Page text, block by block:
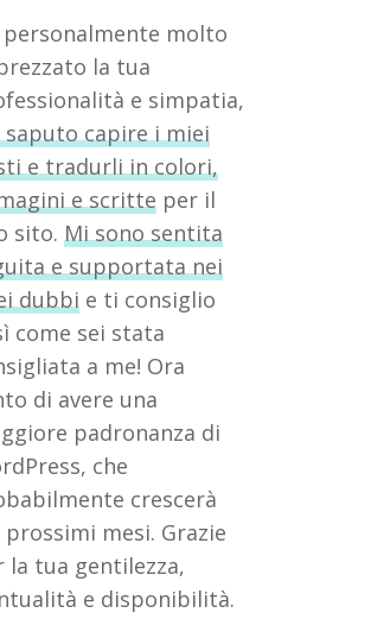
personalmente molto
la tua
e simpatia,
saputo capire i miei
e tradurli in colori,
e scritte per il
sito. Mi sono sentita
e supportata nei
dubbi e ti consiglio
come sei stata
a me! Ora
di avere una
padronanza di
che
crescerà
prossimi mesi. Grazie
la tua gentilezza,
e disponibilità.